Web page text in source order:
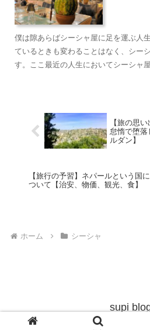
僕は隙あらばシーシャ屋に足を運ぶ人
ているときも変わることはなく、シー
す。ここ最近の人生においてシーシャ
【旅の思
怠惰で堕落
ルダン】
【旅行の予習】ネパールという国に
ついて【治安、物価、観光、食】
ホーム シーシャ
supi
© 2019 supi